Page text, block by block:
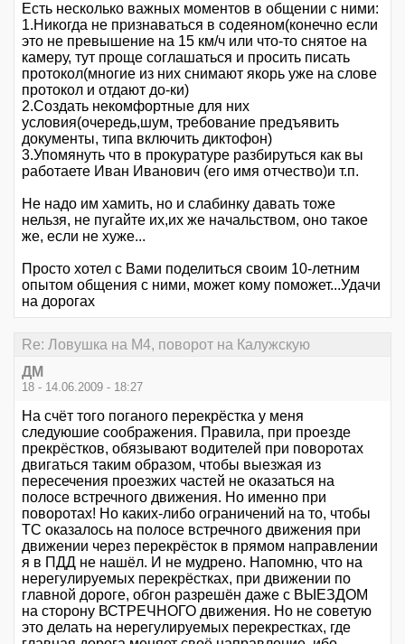
Есть несколько важных моментов в общении с ними:
1.Никогда не признаваться в содеяном(конечно если
это не превышение на 15 км/ч или что-то снятое на
камеру, тут проще соглашаться и просить писать
протокол(многие из них снимают якорь уже на слове
протокол и отдают до-ки)
2.Создать некомфортные для них
условия(очередь,шум, требование предъявить
документы, типа включить диктофон)
3.Упомянуть что в прокуратуре разбируться как вы
работаете Иван Иванович (его имя отчество)и т.п.
Не надо им хамить, но и слабинку давать тоже
нельзя, не пугайте их,их же начальством, оно такое
же, если не хуже...
Просто хотел с Вами поделиться своим 10-летним
опытом общения с ними, может кому поможет...Удачи
на дорогах
Re: Ловушка на М4, поворот на Калужскую
ДМ
18 - 14.06.2009 - 18:27
На счёт того поганого перекрёстка у меня
следуюшие соображения. Правила, при проезде
прекрёстков, обязывают водителей при поворотах
двигаться таким образом, чтобы выезжая из
пересечения проезжих частей не оказаться на
полосе встречного движения. Но именно при
поворотах! Но каких-либо ограничений на то, чтобы
ТС оказалось на полосе встречного движения при
движении через перекрёсток в прямом направлении
я в ПДД не нашёл. И не мудрено. Напомню, что на
нерегулируемых перекрёстках, при движении по
главной дороге, обгон разрешён даже с ВЫЕЗДОМ
на сторону ВСТРЕЧНОГО движения. Но не советую
это делать на нерегулируемых перекрестках, где